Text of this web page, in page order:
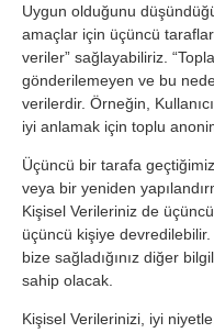
Uygun olduğunu
amaçlar için üçüncü
veriler” sağlayabiliriz.
gönderilemeyen ve bu
verilerdir. Örneğin,
iyi anlamak için toplu
Üçüncü bir tarafa
veya bir yeniden
Kişisel Verileriniz de
üçüncü kişiye
bize sağladığınız diğer
sahip olacak.
Kişisel Verilerinizi, iyi